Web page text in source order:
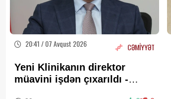
20:41 / 07 Avqust 2026 CƏMİYYƏT
Yeni Klinikanın direktor
müavini işdən çıxarıldı -